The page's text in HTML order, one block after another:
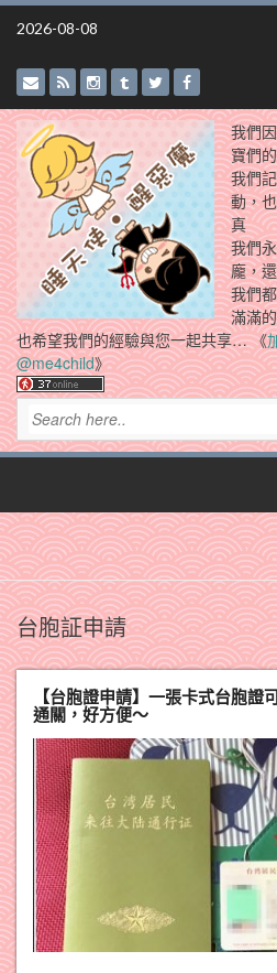
Skip
2026-08-08
我們
寶們
我們
動，
真
我們
龐，
我們
滿滿
也希望我們的經驗與您一起共享… 《
@me4child》
台胞証申請
【台胞證申請】一張卡式台胞證
通關，好方便～